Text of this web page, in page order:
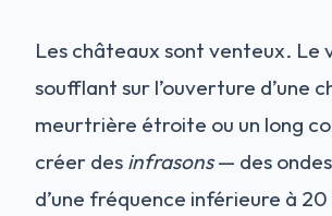
Les châteaux sont venteux. Le
soufflant sur l’ouverture d’une
meurtrière étroite ou un long
créer des infrasons— des
d’une fréquence inférieure à 20